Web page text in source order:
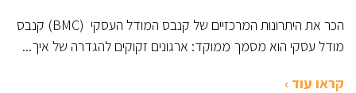
הכר את היתרונות המרכזיים של קנבס המודל העסקי (BMC) קנבס
מודל עסקי הוא מסמך ממוקד: ארגונים זקוקים להגדרה של איך...
קראו עוד ›